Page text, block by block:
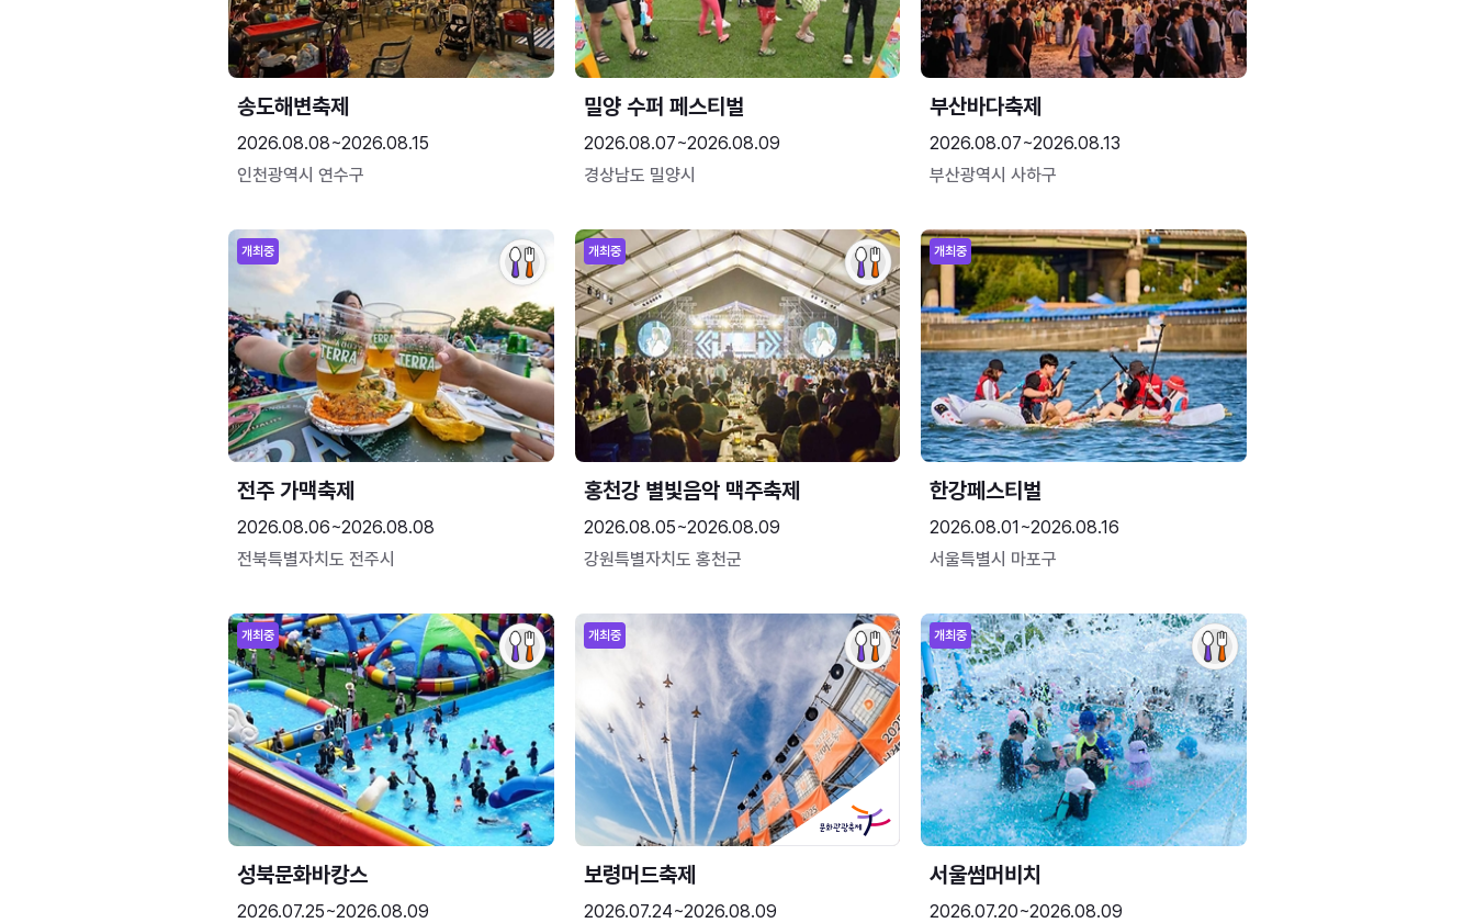
송도해변축제
2026.08.08~2026.08.15
인천광역시 연수구
밀양 수퍼 페스티벌
2026.08.07~2026.08.09
경상남도 밀양시
부산바다축제
2026.08.07~2026.08.13
부산광역시 사하구
개최중
전주 가맥축제
2026.08.06~2026.08.08
전북특별자치도 전주시
개최중
홍천강 별빛음악 맥주축제
2026.08.05~2026.08.09
강원특별자치도 홍천군
개최중
한강페스티벌
2026.08.01~2026.08.16
서울특별시 마포구
개최중
성북문화바캉스
2026.07.25~2026.08.09
개최중
보령머드축제
2026.07.24~2026.08.09
개최중
서울썸머비치
2026.07.20~2026.08.09